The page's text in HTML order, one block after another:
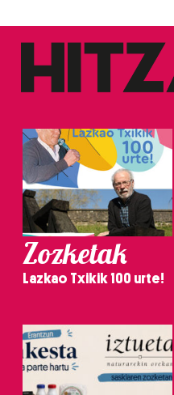
Zozketak
Lazkao Txikik 100 urte!